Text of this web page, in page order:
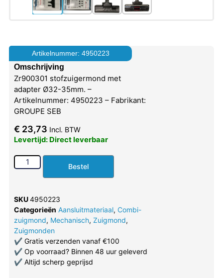
Artikelnummer: 4950223
Omschrijving
Zr900301 stofzuigermond met
adapter Ø32-35mm. –
Artikelnummer: 4950223 – Fabrikant:
GROUPE SEB
€ 23,73 Incl. BTW
Levertijd: Direct leverbaar
Bestel
SKU4950223
Categorieën Aansluitmateriaal, Combi-
zuigmond, Mechanisch, Zuigmond,
Zuigmonden
✔Gratis verzenden vanaf €100
✔Op voorraad? Binnen 48 uur geleverd
✔Altijd scherp geprijsd